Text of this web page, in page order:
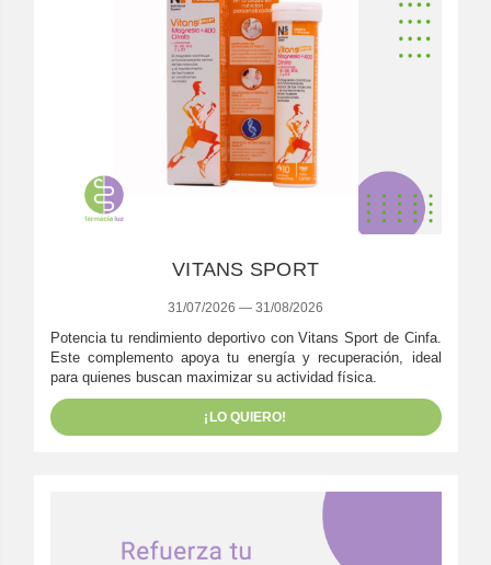
VITANS SPORT
31/07/2026 — 31/08/2026
Potencia tu rendimiento deportivo con Vitans Sport de Cinfa.
Este complemento apoya tu energía y recuperación, ideal
para quienes buscan maximizar su actividad física.
¡LO QUIERO!